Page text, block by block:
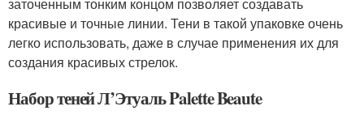
красивые и точные линии. Тени в такой упаковке очень
легко использовать, даже в случае применения их для
создания красивых стрелок.
Набор теней Л’Этуаль Palette Beaute